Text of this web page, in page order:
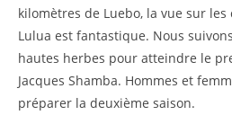
kilomètres de Luebo, la vue sur
Lulua est fantastique. Nous
hautes herbes pour atteindre le
Jacques Shamba. Hommes et
préparer la deuxième saison.